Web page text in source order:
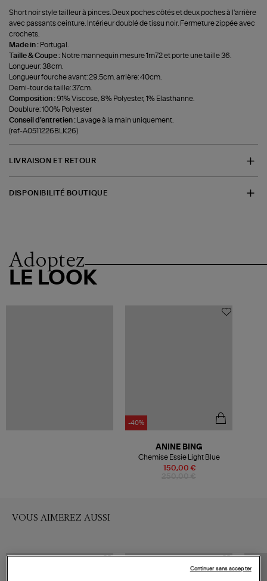
Short noir style tailleur à pinces. Deux poches côtés et deux poches à l'arrière
avec passants ceinture. Intérieur doublé de tissu noir. Fermeture zippée avec
crochets.
Made in : Portugal.
Taille & Coupe : Notre mannequin mesure 1m72 et porte une taille 36.
Longueur: 38cm.
Longueur fourche avant: 29.5cm. arrière: 40cm.
Demi-tour de taille: 37cm.
Composition : 91% Viscose, 8% Polyester, 1% Elasthanne.
Doublure: 100% Polyester
Conseil d'entretien : Lavage à la main uniquement.
(ref-A0511226BLK26)
LIVRAISON ET RETOUR
DISPONIBILITÉ BOUTIQUE
Adoptez
LE LOOK
-40%
150,00 €
ANINE BING
Chemise Essie Light Blue
VOUS AIMEREZ AUSSI
Continuer sans accepter